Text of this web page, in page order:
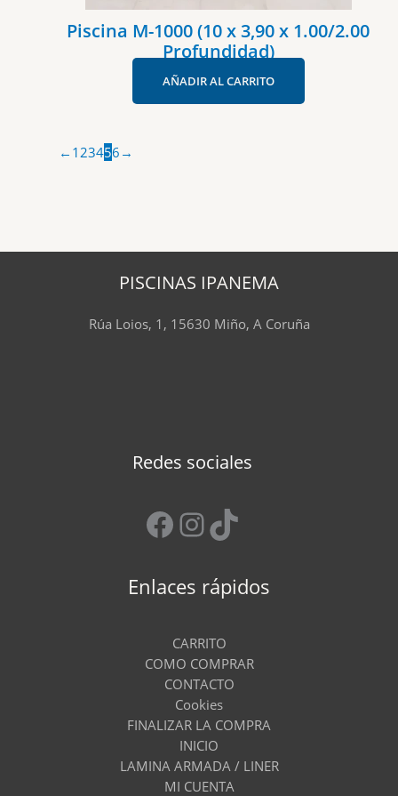
Piscina M-1000 (10 x 3,90 x 1.00/2.00
Profundidad)
AÑADIR AL CARRITO
← 123456 →
PISCINAS IPANEMA
Rúa Loios, 1, 15630 Miño, A Coruña
Redes sociales
Facebook
Instagram
TikTok
Enlaces rápidos
CARRITO
COMO COMPRAR
CONTACTO
Cookies
FINALIZAR LA COMPRA
INICIO
LAMINA ARMADA / LINER
MI CUENTA